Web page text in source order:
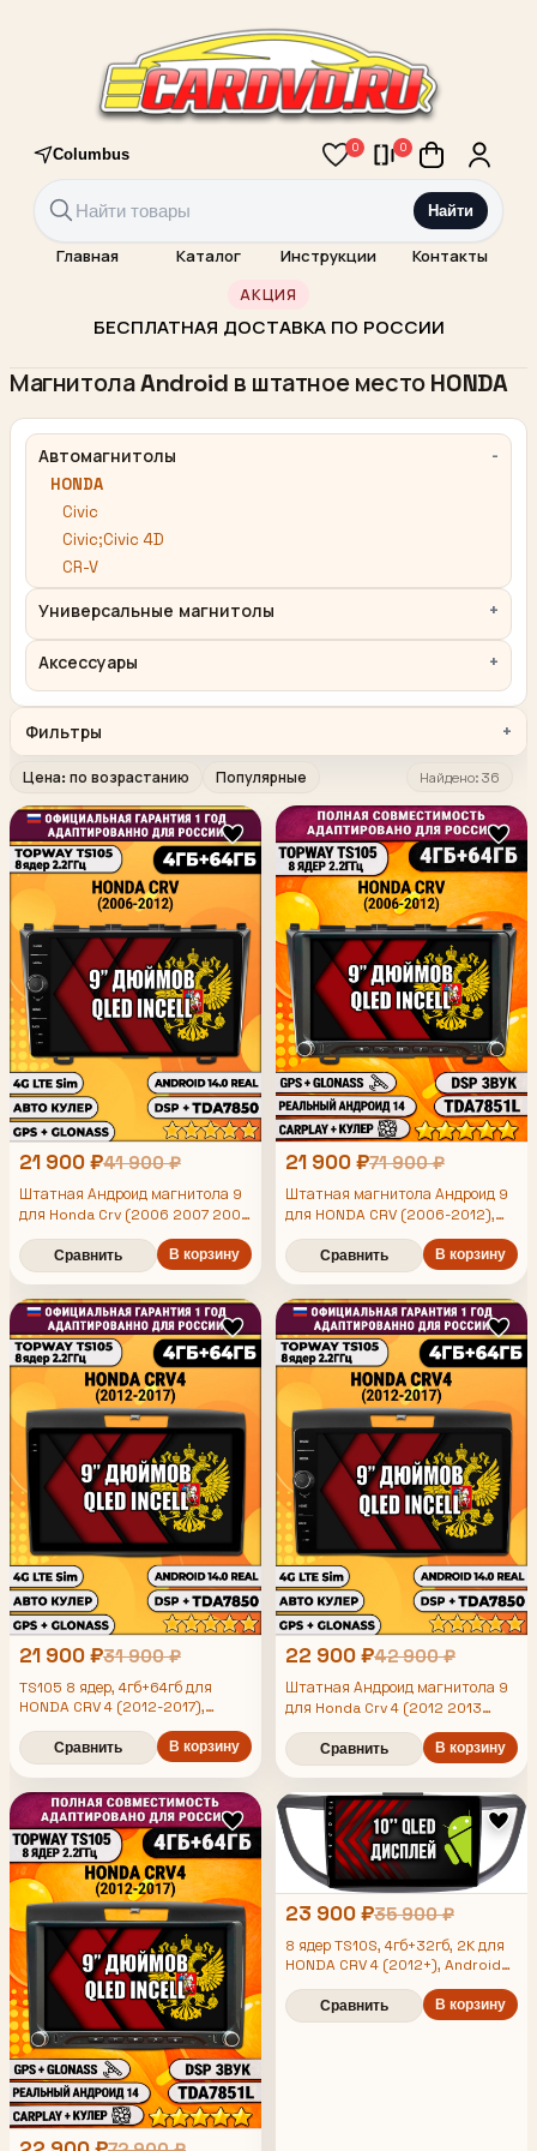
Columbus 0 0
Найти
Главная Каталог Инструкции Контакты
АКЦИЯ
БЕСПЛАТНАЯ ДОСТАВКА ПО РОССИИ
Магнитола Android в штатное место HONDA
Автомагнитолы
HONDA
Civic
Civic;Civic 4D
CR-V
Универсальные магнитолы
Аксессуары
Фильтры
Цена: по возрастанию Популярные Найдено: 36
21 900 ₽41 900 ₽
Штатная Андроид магнитола 9
для Honda Crv (2006 2007 2008
ядер, 4/64гб, Qled Incell,
CarPlay/Android Auto, Gps/
Сравнить В корзину
21 900 ₽71 900 ₽
Штатная магнитола Андроид 9
для HONDA CRV (2006-2012),
4/64гб, DSP, Topway TS105,
беспроводной CarPlay и Android
Auto, GPS и ГЛОНАСС
Сравнить В корзину
21 900 ₽31 900 ₽
TS105 8 ядер, 4гб+64гб для
HONDA CRV 4 (2012-2017),
Android магнитола
Сравнить В корзину
22 900 ₽42 900 ₽
Штатная Андроид магнитола 9
для Honda Crv 4 (2012 2013
ядер, 4/64гб, Qled Incell,
CarPlay/Android Auto, Gps/
Сравнить В корзину
23 900 ₽35 900 ₽
8 ядер TS10S, 4гб+32гб, 2K для
HONDA CRV 4 (2012+), Android
магнитола
Сравнить В корзину